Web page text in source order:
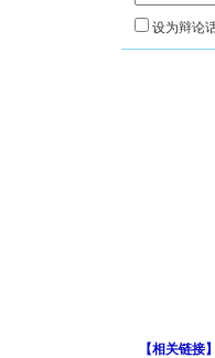
设为辩论
【相关链接】